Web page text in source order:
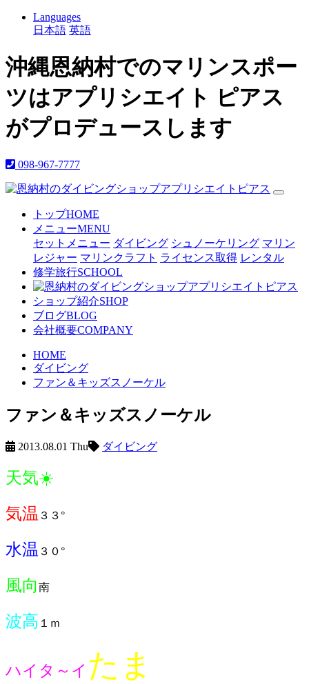
Languages
日本語 英語
沖縄恩納村でのマリンスポー
ツはアプリシエイト ピアス
がプロデュースします
098-967-7777
トップHOME
メニューMENU
セットメニュー ダイビング シュノーケリング マリン
レジャー マリンクラフト ライセンス取得 レンタル
修学旅行SCHOOL
ショップ紹介SHOP
ブログBLOG
会社概要COMPANY
HOME
ダイビング
ファン＆キッズスノーケル
ファン＆キッズスノーケル
2013.08.01 Thu ダイビング
天気☀️
気温 ３３°
水温 ３０°
風向南
波高 １ｍ
ハイタ～イ たま